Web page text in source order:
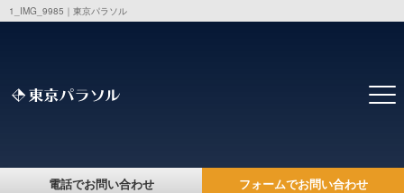
1_IMG_9985｜東京パラソル
電話でお問い合わせ フォームでお問い合わせ
1_IMG_9985